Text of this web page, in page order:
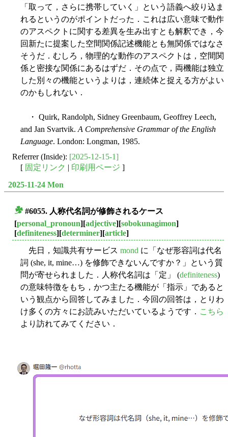
「取って，さらに携帯していく」という語義へ絞り込ま
れるというのがポイントだった．これは広い意味で動作
のアスペクトに関する差異を生み出すとも解釈でき，今
回新たに提案した空間関係記述機能とも無関係ではなさ
そうだ．むしろ，物理的な動作のアスペクトは，空間関
係と密接な関係にあるはずだ．その点で，両機能は独立
した別々の機能というよりは，連続体と捉える方がよい
のかもしれない．
・ Quirk, Randolph, Sidney Greenbaum, Geoffrey Leech,
and Jan Svartvik. A Comprehensive Grammar of the English
Language. London: Longman, 1985.
Referrer (Inside): [2025-12-15-1]
[ 固定リンク | 印刷用ページ ]
2025-11-24 Mon
#6055. 人称代名詞が修飾されるケース
[personal_pronoun][adjective][sobokunagimon]
[definiteness][determiner][article]
先日，知識共有サービス mond に「なぜ形容詞は代名
詞 (she, it, mine…) を修飾できないんですか？」という質
問が寄せられました．人称代名詞は「定」 (definiteness)
の意味特徴をもち，かつ主たる機能が「指示」であると
いう観点から回答してみました．今回の回答は，とりわ
け多くの方々にお読みいただいているようです． こちら
より訪れてみてください．